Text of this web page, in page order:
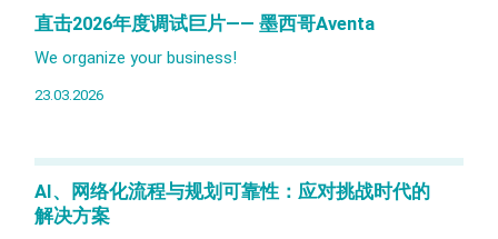
直击2026年度调试巨片—— 墨西哥Aventa
We organize your business!
23.03.2026
AI、网络化流程与规划可靠性：应对挑战时代的
解决方案